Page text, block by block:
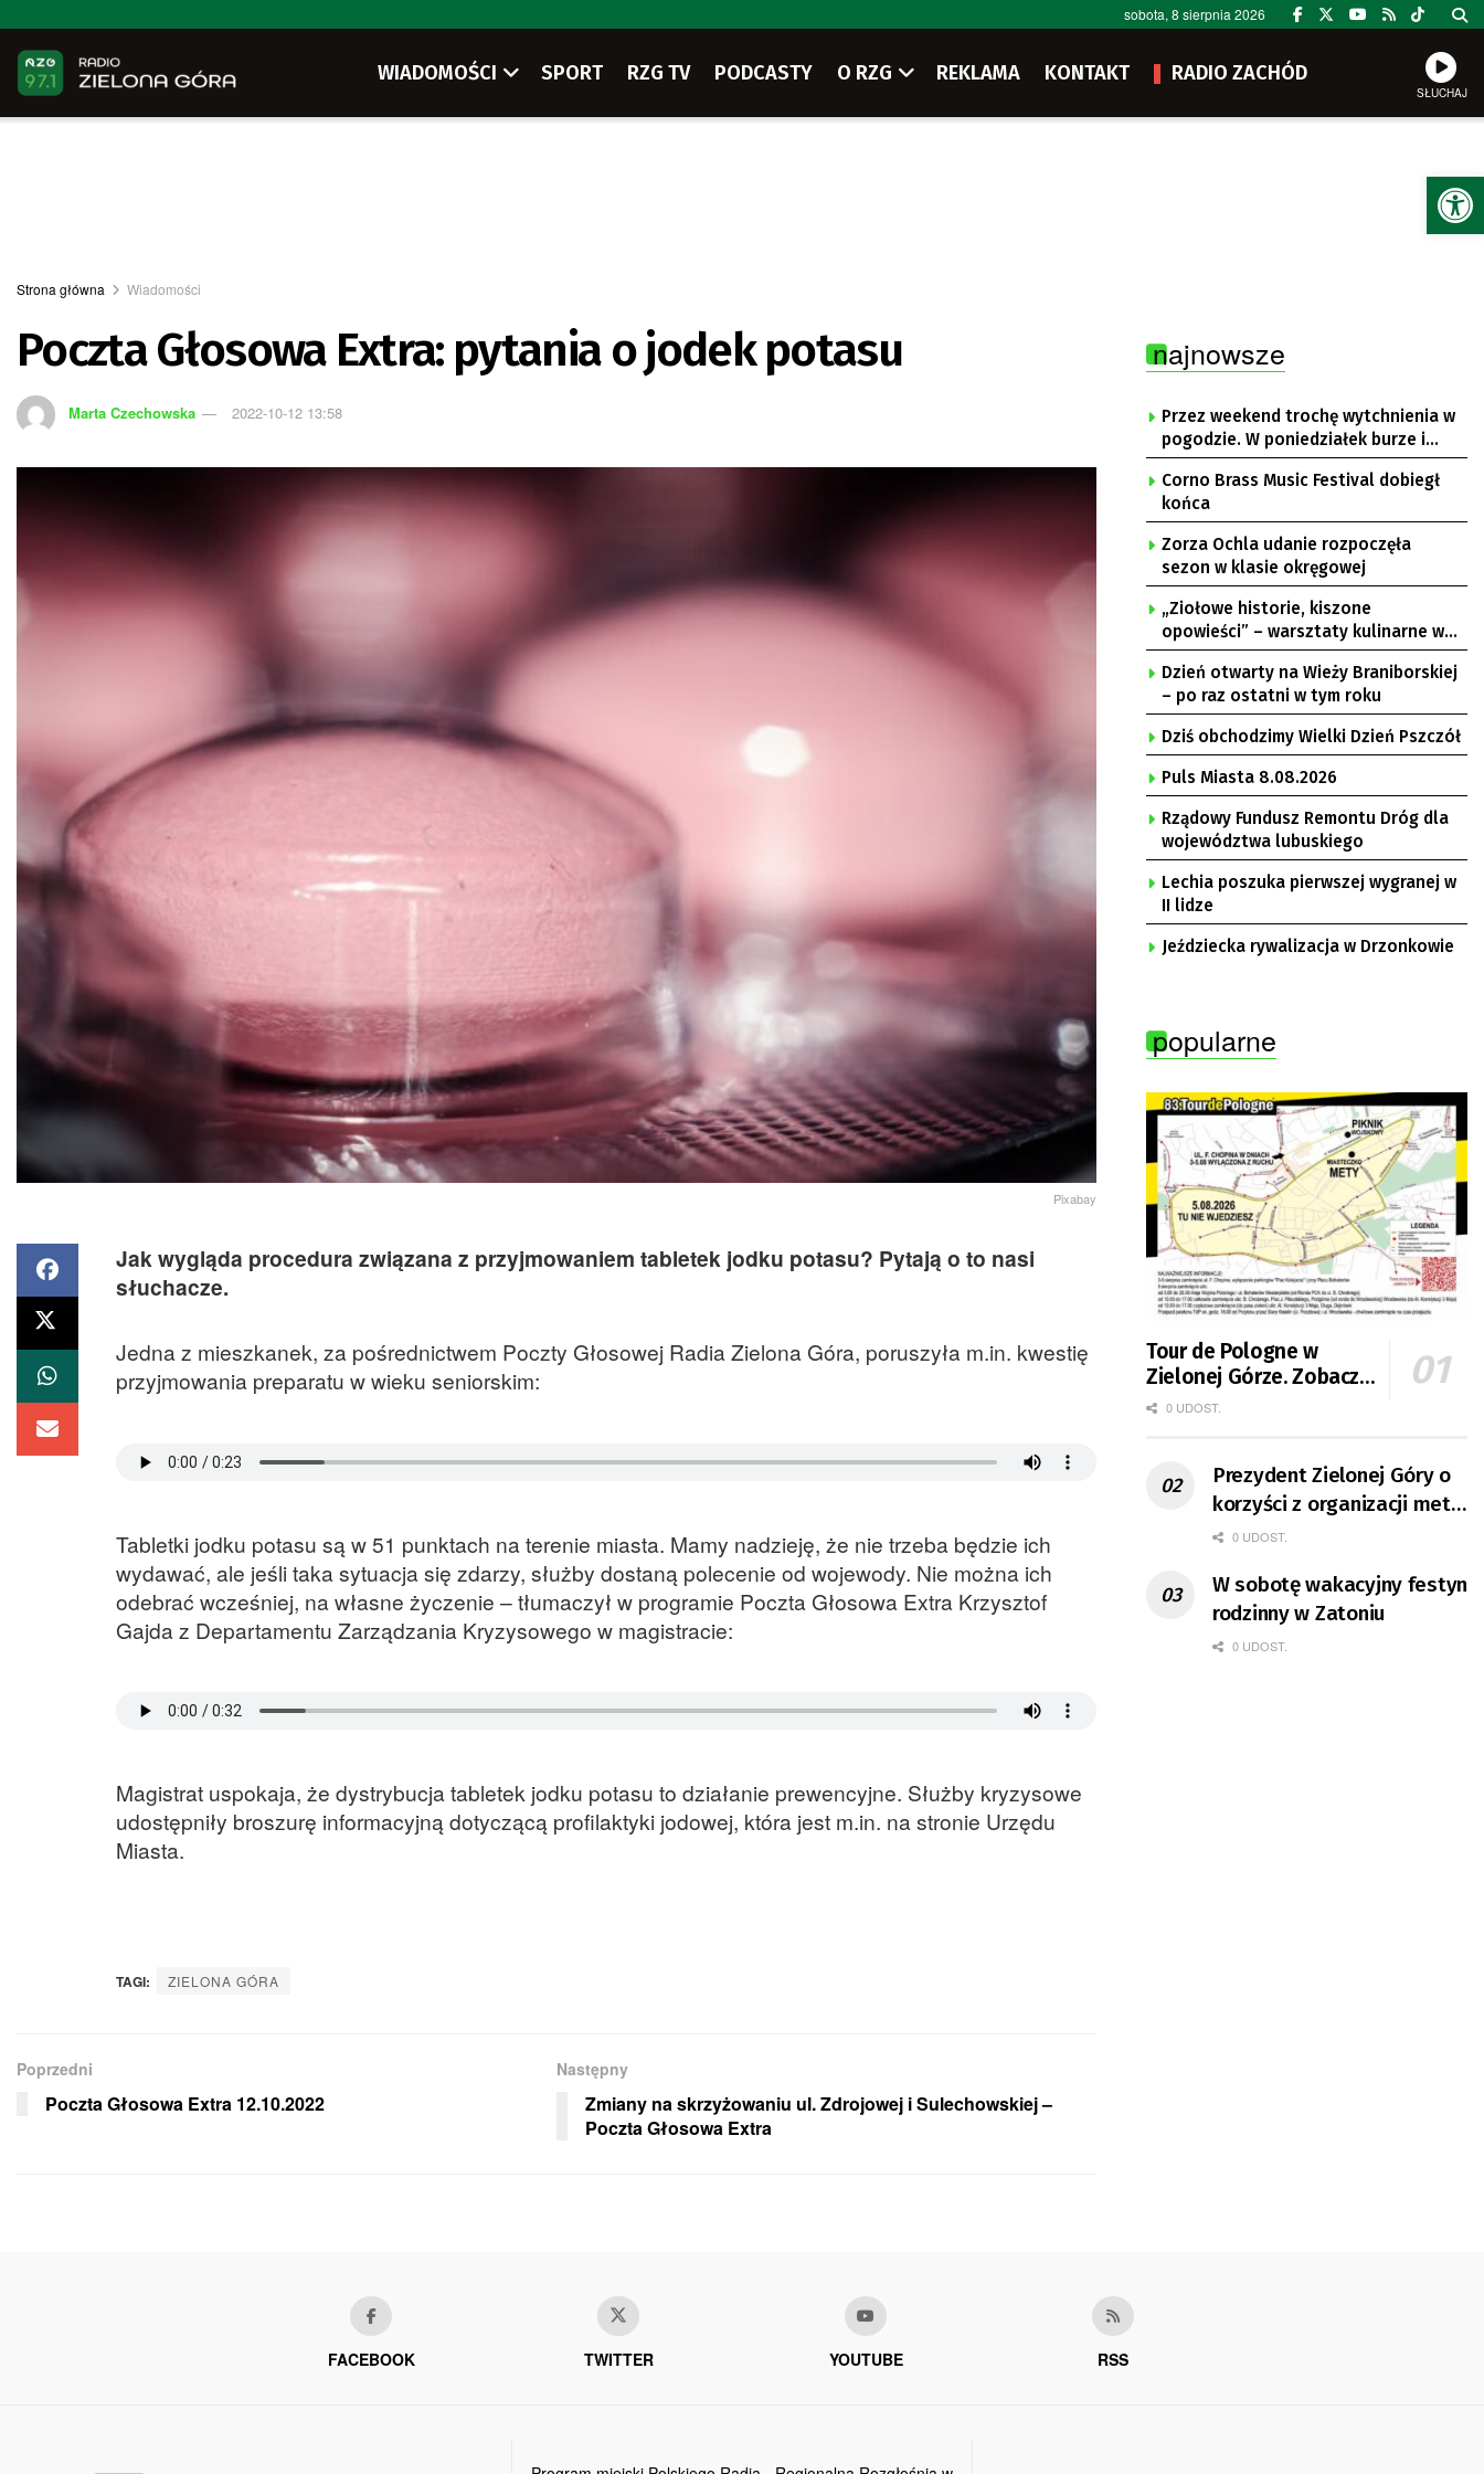
sobota, 8 sierpnia 2026
WIADOMOŚCI SPORT RZG TV PODCASTY O RZG REKLAMA KONTAKT RADIO ZACHÓD
SŁUCHAJ
Strona główna Wiadomości
Poczta Głosowa Extra: pytania o jodek potasu
Marta Czechowska 2022-10-12 13:58
Pixabay
Jak wygląda procedura związana z przyjmowaniem tabletek jodku potasu? Pytają o to nasi
słuchacze.
Jedna z mieszkanek, za pośrednictwem Poczty Głosowej Radia Zielona Góra, poruszyła m.in. kwestię
przyjmowania preparatu w wieku seniorskim:
Tabletki jodku potasu są w 51 punktach na terenie miasta. Mamy nadzieję, że nie trzeba będzie ich
wydawać, ale jeśli taka sytuacja się zdarzy, służby dostaną polecenie od wojewody. Nie można ich
odebrać wcześniej, na własne życzenie – tłumaczył w programie Poczta Głosowa Extra Krzysztof
Gajda z Departamentu Zarządzania Kryzysowego w magistracie:
Magistrat uspokaja, że dystrybucja tabletek jodku potasu to działanie prewencyjne. Służby kryzysowe
udostępniły broszurę informacyjną dotyczącą profilaktyki jodowej, która jest m.in. na stronie Urzędu
Miasta.
TAGI: ZIELONA GÓRA
Poprzedni
Poczta Głosowa Extra 12.10.2022
Następny
Zmiany na skrzyżowaniu ul. Zdrojowej i Sulechowskiej –
Poczta Głosowa Extra
najnowsze
Przez weekend trochę wytchnienia w
pogodzie. W poniedziałek burze i
upał
Corno Brass Music Festival dobiegł
końca
Zorza Ochla udanie rozpoczęła
sezon w klasie okręgowej
„Ziołowe historie, kiszone
opowieści” – warsztaty kulinarne w
Krępie
Dzień otwarty na Wieży Braniborskiej
– po raz ostatni w tym roku
Dziś obchodzimy Wielki Dzień Pszczół
Puls Miasta 8.08.2026
Rządowy Fundusz Remontu Dróg dla
województwa lubuskiego
Lechia poszuka pierwszej wygranej w
II lidze
Jeździecka rywalizacja w Drzonkowie
popularne
Tour de Pologne w
Zielonej Górze. Zobacz
zmiany w organizacji
0 UDOST.
Prezydent Zielonej Góry o
korzyści z organizacji mety
Tour de Pologne
0 UDOST.
W sobotę wakacyjny festyn
rodzinny w Zatoniu
0 UDOST.
FACEBOOK TWITTER YOUTUBE RSS